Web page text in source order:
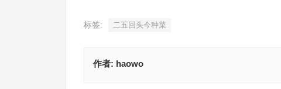
标签: 二五回头今种菜
作者: haowo